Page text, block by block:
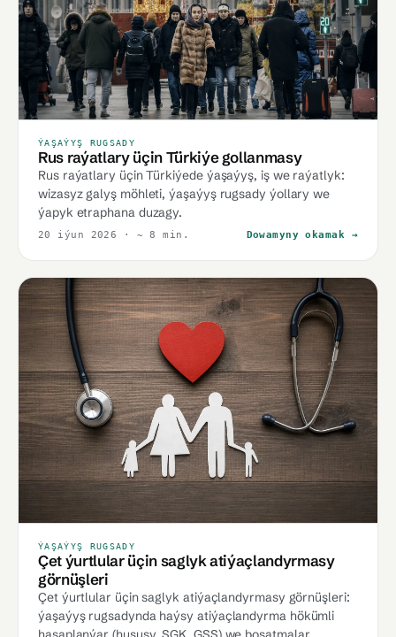
ÝAŞAÝYŞ RUGSADY
Rus raýatlary üçin Türkiýe gollanmasy
Rus raýatlary üçin Türkiýede ýaşaýyş, iş we raýatlyk:
wizasyz galyş möhleti, ýaşaýyş rugsady ýollary we
ýapyk etraphana duzagy.
20 iýun 2026 · ~ 8 min. Dowamyny okamak →
ÝAŞAÝYŞ RUGSADY
Çet ýurtlular üçin saglyk atiýaçlandyrmasy
görnüşleri
Çet ýurtlular üçin saglyk atiýaçlandyrmasy görnüşleri:
ýaşaýyş rugsadynda haýsy atiýaçlandyrma hökümli